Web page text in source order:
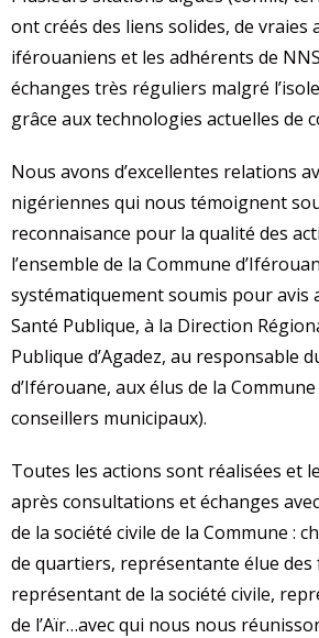
ont créés des liens solides, de vraies
iférouaniens et les adhérents de
échanges très réguliers malgré
grâce aux technologies actuelles de
Nous avons d’excellentes relations
nigériennes qui nous témoignent
reconnaisance pour la qualité des
l’ensemble de la Commune
systématiquement soumis pour avis
Santé Publique, à la Direction
Publique d’Agadez, au responsable
d’Iférouane, aux élus de la
conseillers municipaux).
Toutes les actions sont réalisées et
après consultations et échanges
de la société civile de la Commune :
de quartiers, représentante élue des
représentant de la société civile,
de l’Aïr…avec qui nous nous